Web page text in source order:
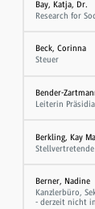
Bay, Katja, Dr.
Research for
Beck, Corinna
Steuer
Bender-
Leiterin
Berkling, Kay
Berner, Nadine
Kanzlerbüro,
- derzeit nicht